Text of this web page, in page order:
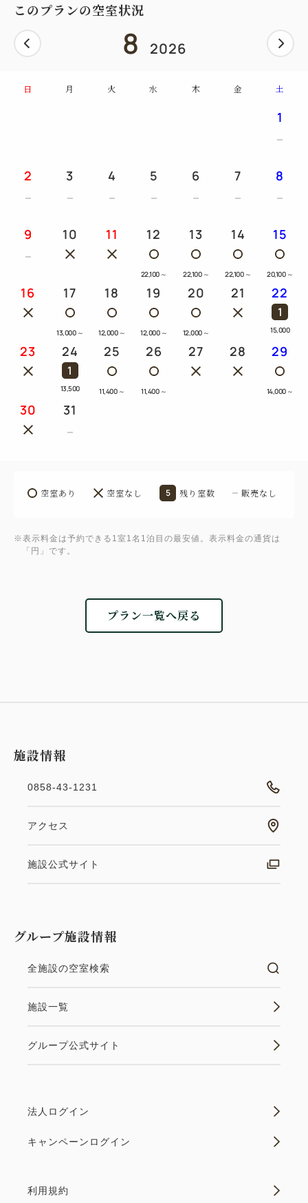
このプランの空室状況
8 2026
日 月 火 水 木 金 土
1
2 3 4 5 6 7 8
9 10 11 12
22,100 ～
13
22,100 ～
14
22,100 ～
15
20,100 ～
16 17
13,000 ～
18
12,000 ～
19
12,000 ～
20
12,000 ～
21 22
1
15,000
23 24
1
13,500
25
11,400 ～
26
11,400 ～
27 28 29
14,000 ～
30 31
空室あり 空室なし 5 残り室数 販売なし
※表示料金は予約できる1室1名1泊目の最安値。表示料金の通貨は
「円」です。
プラン一覧へ戻る
施設情報
0858-43-1231
アクセス
施設公式サイト
グループ施設情報
全施設の空室検索
施設一覧
グループ公式サイト
法人ログイン
キャンペーンログイン
利用規約